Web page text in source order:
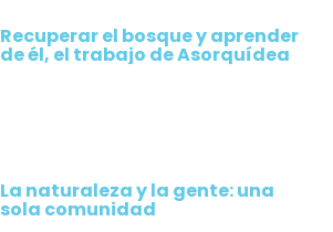
Recuperar el bosque y aprender
de él, el trabajo de Asorquídea
La naturaleza y la gente: una
sola comunidad